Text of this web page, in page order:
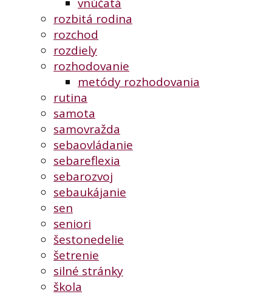
rozbitá rodina
rozchod
rozdiely
rozhodovanie
metódy rozhodovania
rutina
samota
samovražda
sebaovládanie
sebareflexia
sebarozvoj
sebaukájanie
sen
seniori
šestonedelie
šetrenie
silné stránky
škola